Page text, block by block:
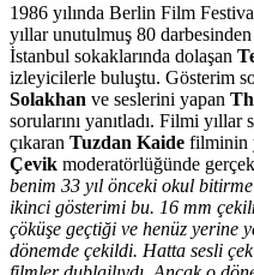
1986 yılında Berlin Film
yıllar unutulmuş 80
İstanbul sokaklarında dolaşan
izleyicilerle buluştu. Gösterim
Solakhan ve seslerini yapan
sorularını yanıtladı. Filmi
çıkaran Tuzdan Kaide filminin
Çevik moderatörlüğünde
benim 33 yıl önceki okul
ikinci gösterimi bu. 16 mm
çöküşe geçtiği ve henüz yerine
dönemde çekildi. Hatta sesli